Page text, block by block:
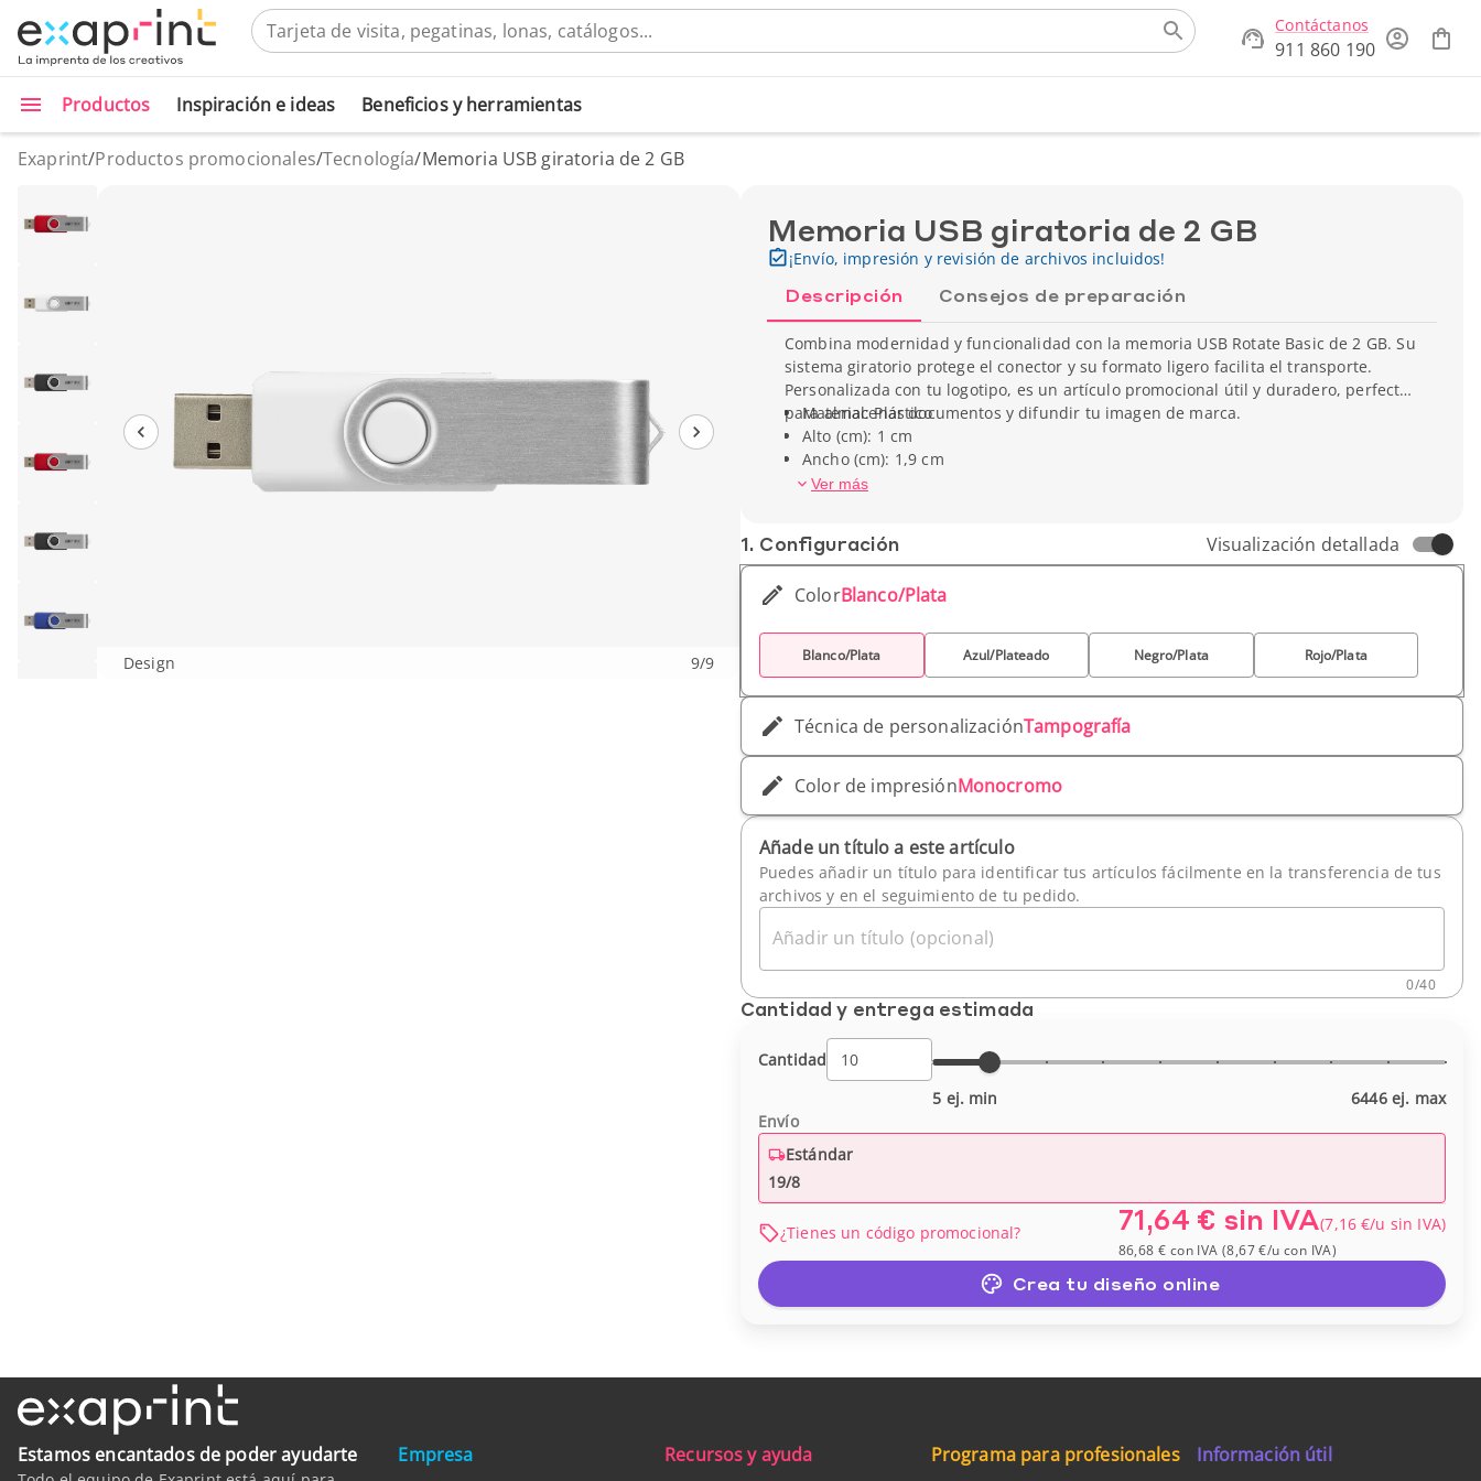
Contáctanos
911 860 190
Productos Inspiración e ideas Beneficios y herramientas
Exaprint/Productos promocionales/Tecnología/Memoria USB giratoria de 2 GB
Design 9/9
Memoria USB giratoria de 2 GB
¡Envío, impresión y revisión de archivos incluidos!
Descripción Consejos de preparación
Combina modernidad y funcionalidad con la memoria USB Rotate Basic de 2 GB. Su
sistema giratorio protege el conector y su formato ligero facilita el transporte.
Personalizada con tu logotipo, es un artículo promocional útil y duradero, perfecto
para almacenar documentos y difundir tu imagen de marca.
Material: Plástico
Alto (cm): 1 cm
Ancho (cm): 1,9 cm
Capacidad de almacenamiento: 2 GB
Ver más
1. Conf­iguración Visualización detallada
ColorBlanco/Plata
Blanco/Plata Azul/Plateado Negro/Plata Rojo/Plata
Técnica de personalizaciónTampografía
Color de impresiónMonocromo
Añade un título a este artículo
Puedes añadir un título para identificar tus artículos fácilmente en la transferencia de tus
archivos y en el seguimiento de tu pedido.
Añadir un título (opcional)
0/40
Cantidad y entrega estimada
Cantidad
5 ej. min
6446 ej. max
Envío
Estándar
19/8
¿Tienes un código promocional? 71,64 € sin IVA(7,16 €/u sin IVA)
86,68 € con IVA (8,67 €/ucon IVA)
Crea tu diseño online
Estamos encantados de poder ayudarte Empresa Recursos y ayuda Programa para profesionales Información útil